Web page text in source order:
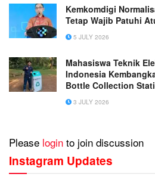
Kemkomdigi
Tetap Wajib Patuhi
5 JULY 2026
Mahasiswa Teknik
Indonesia
Bottle Collection
Mendukung Daur
3 JULY 2026
Please login to join discussion
Instagram Updates